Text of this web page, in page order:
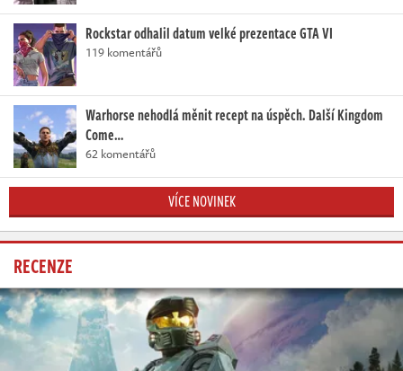
Rockstar odhalil datum velké prezentace GTA VI
119 komentářů
Warhorse nehodlá měnit recept na úspěch. Další Kingdom
Come…
62 komentářů
VÍCE NOVINEK
RECENZE